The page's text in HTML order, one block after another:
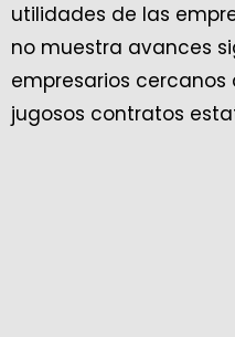
utilidades de las
no muestra avances
empresarios
jugosos contratos